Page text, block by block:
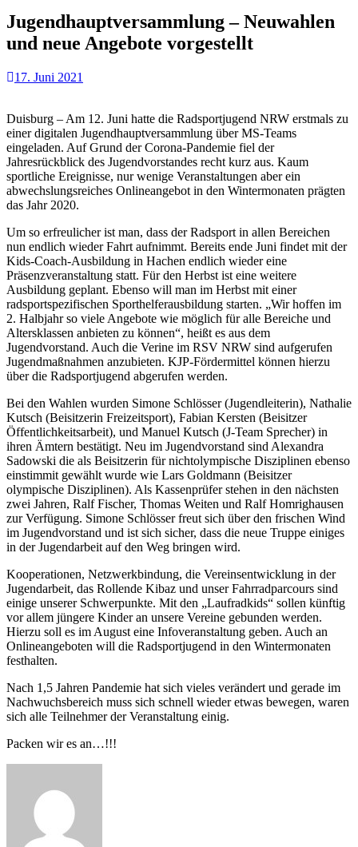
Jugendhauptversammlung – Neuwahlen
und neue Angebote vorgestellt
17. Juni 2021
Duisburg – Am 12. Juni hatte die Radsportjugend NRW erstmals zu
einer digitalen Jugendhauptversammlung über MS-Teams
eingeladen. Auf Grund der Corona-Pandemie fiel der
Jahresrückblick des Jugendvorstandes recht kurz aus. Kaum
sportliche Ereignisse, nur wenige Veranstaltungen aber ein
abwechslungsreiches Onlineangebot in den Wintermonaten prägten
das Jahr 2020.
Um so erfreulicher ist man, dass der Radsport in allen Bereichen
nun endlich wieder Fahrt aufnimmt. Bereits ende Juni findet mit der
Kids-Coach-Ausbildung in Hachen endlich wieder eine
Präsenzveranstaltung statt. Für den Herbst ist eine weitere
Ausbildung geplant. Ebenso will man im Herbst mit einer
radsportspezifischen Sporthelferausbildung starten. „Wir hoffen im
2. Halbjahr so viele Angebote wie möglich für alle Bereiche und
Altersklassen anbieten zu können“, heißt es aus dem
Jugendvorstand. Auch die Verine im RSV NRW sind aufgerufen
Jugendmaßnahmen anzubieten. KJP-Fördermittel können hierzu
über die Radsportjugend abgerufen werden.
Bei den Wahlen wurden Simone Schlösser (Jugendleiterin), Nathalie
Kutsch (Beisitzerin Freizeitsport), Fabian Kersten (Beisitzer
Öffentlichkeitsarbeit), und Manuel Kutsch (J-Team Sprecher) in
ihren Ämtern bestätigt. Neu im Jugendvorstand sind Alexandra
Sadowski die als Beisitzerin für nichtolympische Disziplinen ebenso
einstimmit gewählt wurde wie Lars Goldmann (Beisitzer
olympische Disziplinen). Als Kassenprüfer stehen in den nächsten
zwei Jahren, Ralf Fischer, Thomas Weiten und Ralf Homrighausen
zur Verfügung. Simone Schlösser freut sich über den frischen Wind
im Jugendvorstand und ist sich sicher, dass die neue Truppe einiges
in der Jugendarbeit auf den Weg bringen wird.
Kooperationen, Netzwerkbindung, die Vereinsentwicklung in der
Jugendarbeit, das Rollende Kibaz und unser Fahrradparcours sind
einige unserer Schwerpunkte. Mit den „Laufradkids“ sollen künftig
vor allem jüngere Kinder an unsere Vereine gebunden werden.
Hierzu soll es im August eine Infoveranstaltung geben. Auch an
Onlineangeboten will die Radsportjugend in den Wintermonaten
festhalten.
Nach 1,5 Jahren Pandemie hat sich vieles verändert und gerade im
Nachwuchsbereich muss sich schnell wieder etwas bewegen, waren
sich alle Teilnehmer der Veranstaltung einig.
Packen wir es an…!!!